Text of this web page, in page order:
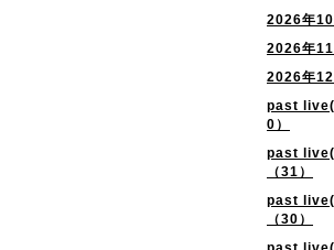
2026年10
2026年11
2026年12
past
0）
past
（31）
past
（30）